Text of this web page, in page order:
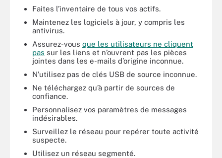
Faites l’inventaire de tous vos actifs.
Maintenez les logiciels à jour, y compris les
antivirus.
Assurez-vous que les utilisateurs ne cliquent
pas sur les liens et n’ouvrent pas les pièces
jointes dans les e-mails d’origine inconnue.
N’utilisez pas de clés USB de source inconnue.
Ne téléchargez qu’à partir de sources de
confiance.
Personnalisez vos paramètres de messages
indésirables.
Surveillez le réseau pour repérer toute activité
suspecte.
Utilisez un réseau segmenté.